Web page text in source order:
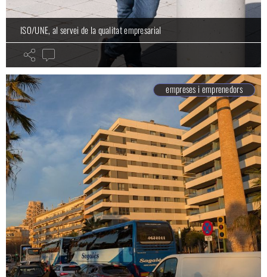
ISO/UNE, al servei de la qualitat empresarial
empreses i emprenedors